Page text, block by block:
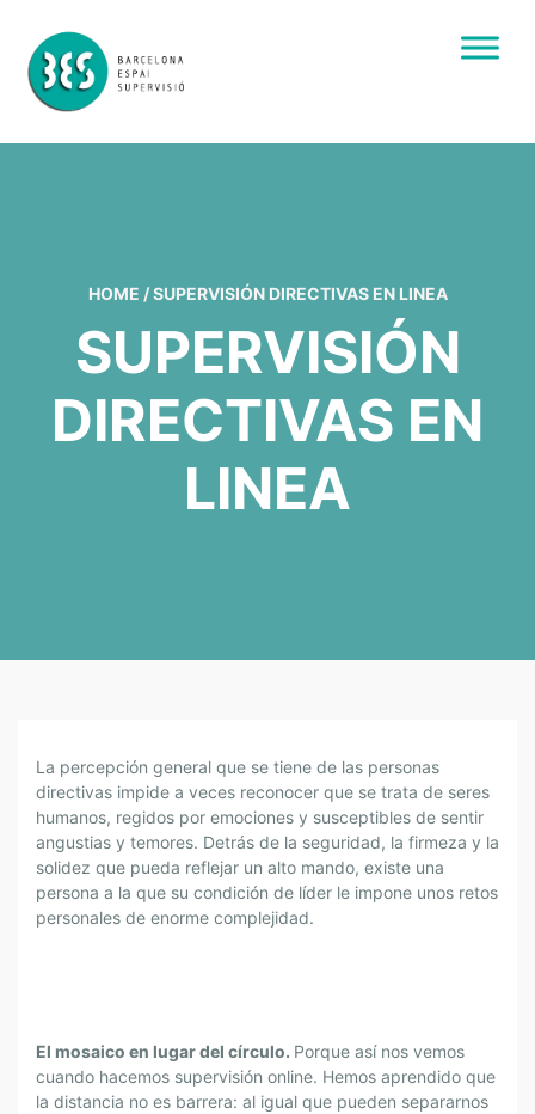
HOME / SUPERVISIÓN DIRECTIVAS EN LINEA
SUPERVISIÓN
DIRECTIVAS EN
LINEA
U
P
E
R
V
I
D
I
La percepción general que se tiene de las personas
directivas impide a veces reconocer que se trata de seres
humanos, regidos por emociones y susceptibles de sentir
angustias y temores. Detrás de la seguridad, la firmeza y la
solidez que pueda reflejar un alto mando, existe una
persona a la que su condición de líder le impone unos retos
personales de enorme complejidad.
El mosaico en lugar del círculo. Porque así nos vemos
cuando hacemos supervisión online. Hemos aprendido que
la distancia no es barrera: al igual que pueden separarnos